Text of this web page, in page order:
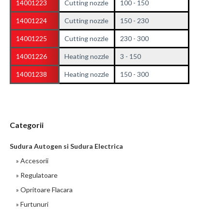
14001223 Cutting nozzle 100 - 150
14001224 Cutting nozzle 150 - 230
14001225 Cutting nozzle 230 - 300
14001226 Heating nozzle 3 - 150
14001238 Heating nozzle 150 - 300
Categorii
Sudura Autogen si Sudura Electrica
» Accesorii
» Regulatoare
» Opritoare Flacara
» Furtunuri